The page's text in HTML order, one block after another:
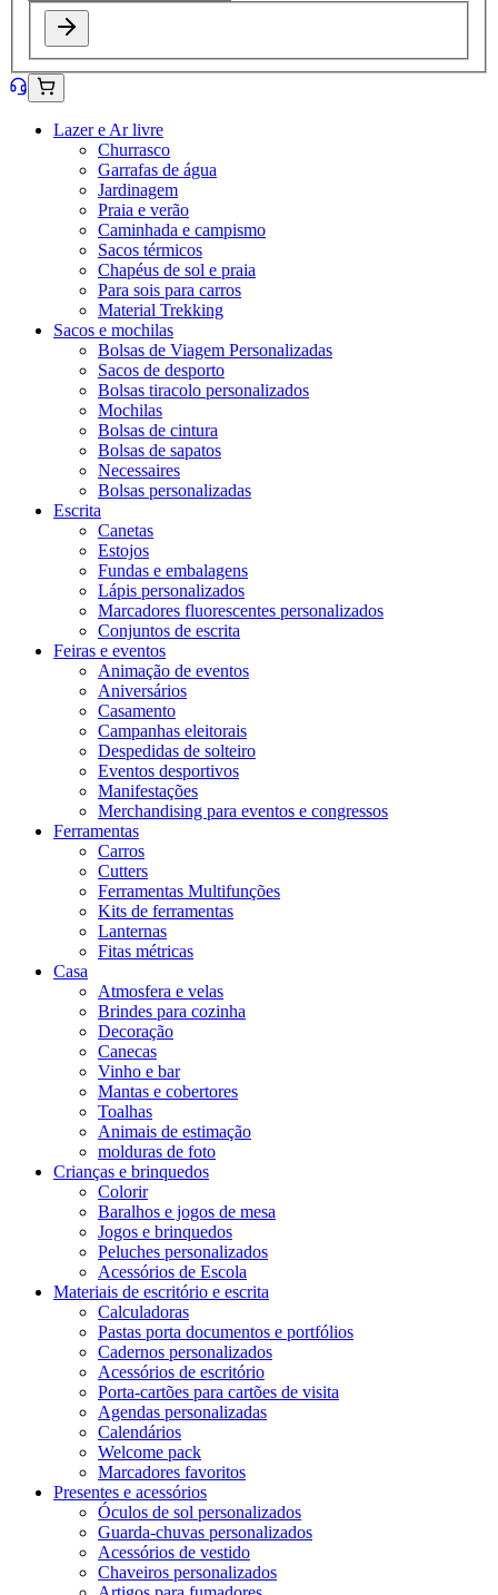
Lazer e Ar livre
Churrasco
Garrafas de água
Jardinagem
Praia e verão
Caminhada e campismo
Sacos térmicos
Chapéus de sol e praia
Para sois para carros
Material Trekking
Sacos e mochilas
Bolsas de Viagem Personalizadas
Sacos de desporto
Bolsas tiracolo personalizados
Mochilas
Bolsas de cintura
Bolsas de sapatos
Necessaires
Bolsas personalizadas
Escrita
Canetas
Estojos
Fundas e embalagens
Lápis personalizados
Marcadores fluorescentes personalizados
Conjuntos de escrita
Feiras e eventos
Animação de eventos
Aniversários
Casamento
Campanhas eleitorais
Despedidas de solteiro
Eventos desportivos
Manifestações
Merchandising para eventos e congressos
Ferramentas
Carros
Cutters
Ferramentas Multifunções
Kits de ferramentas
Lanternas
Fitas métricas
Casa
Atmosfera e velas
Brindes para cozinha
Decoração
Canecas
Vinho e bar
Mantas e cobertores
Toalhas
Animais de estimação
molduras de foto
Crianças e brinquedos
Colorir
Baralhos e jogos de mesa
Jogos e brinquedos
Peluches personalizados
Acessórios de Escola
Materiais de escritório e escrita
Calculadoras
Pastas porta documentos e portfólios
Cadernos personalizados
Acessórios de escritório
Porta-cartões para cartões de visita
Agendas personalizadas
Calendários
Welcome pack
Marcadores favoritos
Presentes e acessórios
Óculos de sol personalizados
Guarda-chuvas personalizados
Acessórios de vestido
Chaveiros personalizados